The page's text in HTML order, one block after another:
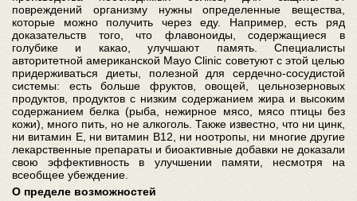
повреждений организму нужны определенные вещества,
которые можно получить через еду. Например, есть ряд
доказательств того, что флавоноиды, содержащиеся в
голубике и какао, улучшают память. Cпециалисты
авторитетной американской Mayo Clinic советуют с этой целью
придерживаться диеты, полезной для сердечно-сосудистой
системы: есть больше фруктов, овощей, цельнозерновых
продуктов, продуктов с низким содержанием жира и высоким
содержанием белка (рыба, нежирное мясо, мясо птицы без
кожи), много пить, но не алкоголь. Также известно, что ни цинк,
ни витамин E, ни витамин B12, ни ноотропы, ни многие другие
лекарственные препараты и биоактивные добавки не доказали
свою эффективность в улучшении памяти, несмотря на
всеобщее убеждение.
О пределе возможностей